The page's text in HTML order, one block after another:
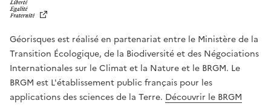
T
É
,
É
G
A
L
Géorisques est réalisé en partenariat entre le Ministère de la
Transition Écologique, de la Biodiversité et des Négociations
Internationales sur le Climat et la Nature et le BRGM. Le
BRGM est L'établissement public français pour les
applications des sciences de la Terre. Découvrir le BRGM